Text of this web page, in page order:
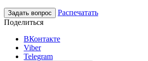
Задать вопрос
Распечатать
Поделиться
ВКонтакте
Viber
Telegram